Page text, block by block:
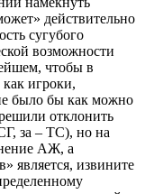
действительно
сугубого
возможности
чтобы в
игроки,
было бы как можно
отклонить
за – ТС), но на
АЖ, а
является, извините